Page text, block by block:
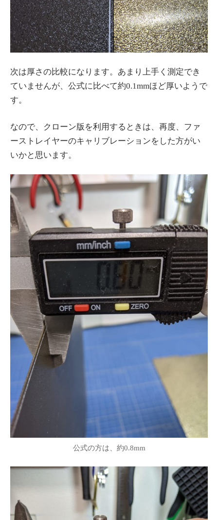
次は厚さの比較になります。あまり上手く測定でき
ていませんが、公式に比べて約0.1mmほど厚いようで
す。
なので、クローン版を利用するときは、再度、ファ
ーストレイヤーのキャリブレーションをした方がい
いかと思います。
公式の方は、約0.8mm